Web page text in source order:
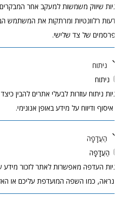
שיווק משמשות למעקב אחר המבקרים
רלוונטיות ומרתקות את המשתמש הבודד
של צד שלישי.
ניתוח
ניתוח
ניתוח עוזרות לבעלי אתרים להבין כיצד
איסוף ודיווח על מידע באופן אנונימי.
הַעֲדָפָה
הַעֲדָפָה
העדפה מאפשרות לאתר לזכור מידע
נראה, כמו השפה המועדפת עליכם או האזור